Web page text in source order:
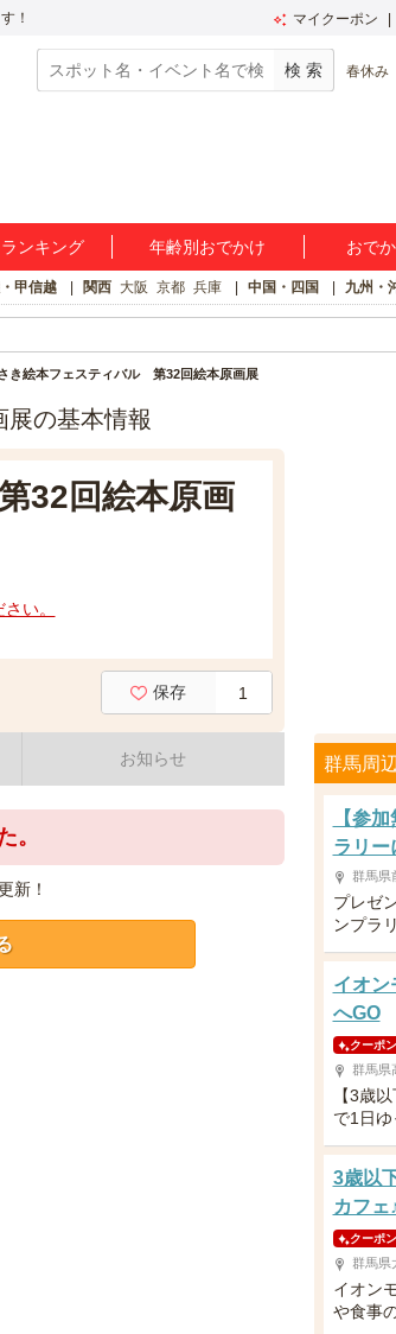
！ マイクーポン
春休み
ランキング 年齢別おでかけ おで
甲信越 関西 大阪 京都 兵庫 中国・四国 九州・
き絵本フェスティバル 第32回絵本原画展
の基本情報
32回絵本原画
い。
保存 1
お知らせ
。
新！
群馬周
【参
ラリー
群馬県
プレゼ
ンプラ
イオン
へGO
クーポン
群馬県
【3歳
で1日
3歳以
カフェ
クーポン
群馬県
イオン
や食事